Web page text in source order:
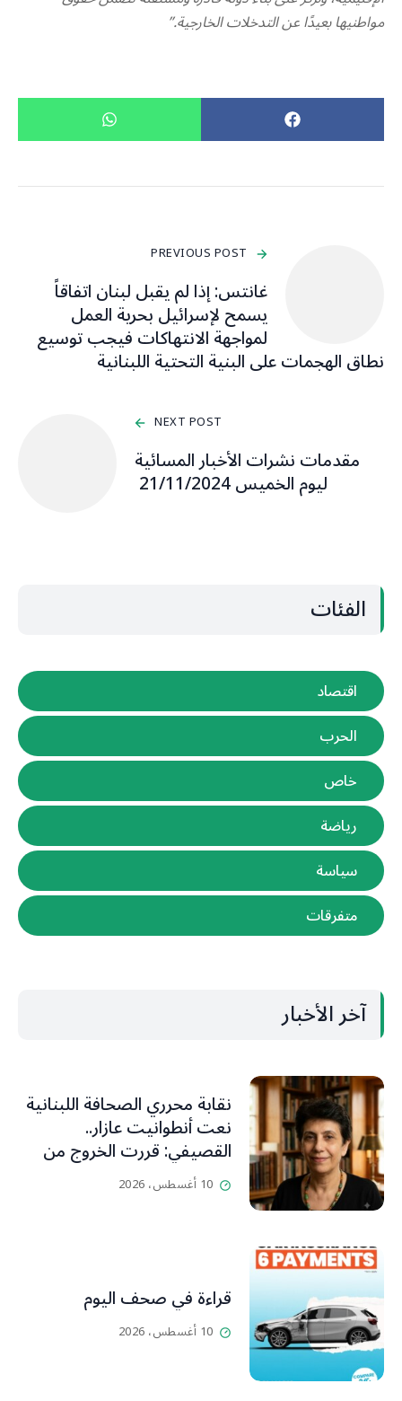
مواطنيها بعيدًا عن التدخلات الخارجية.”
PREVIOUS POST
غانتس: إذا لم يقبل لبنان اتفاقاً
يسمح لإسرائيل بحرية العمل
لمواجهة الانتهاكات فيجب توسيع
نطاق الهجمات على البنية التحتية اللبنانية
NEXT POST
مقدمات نشرات الأخبار المسائية
ليوم الخميس 21/11/2024
الفئات
اقتصاد
الحرب
خاص
رياضة
سياسة
متفرقات
آخر الأخبار
نقابة محرري الصحافة اللبنانية
نعت أنطوانيت عازار..
القصيفي: قررت الخروج من
عزلتها والإنطلاق إلى عالم
أفضل ينسيها ما سامته من
10 أغسطس، 2026
قراءة في صحف اليوم
10 أغسطس، 2026